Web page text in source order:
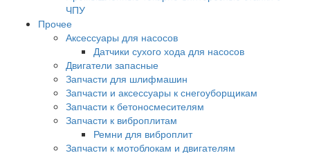
ЧПУ
Прочее
Аксессуары для насосов
Датчики сухого хода для насосов
Двигатели запасные
Запчасти для шлифмашин
Запчасти и аксессуары к снегоуборщикам
Запчасти к бетоносмесителям
Запчасти к виброплитам
Ремни для виброплит
Запчасти к мотоблокам и двигателям